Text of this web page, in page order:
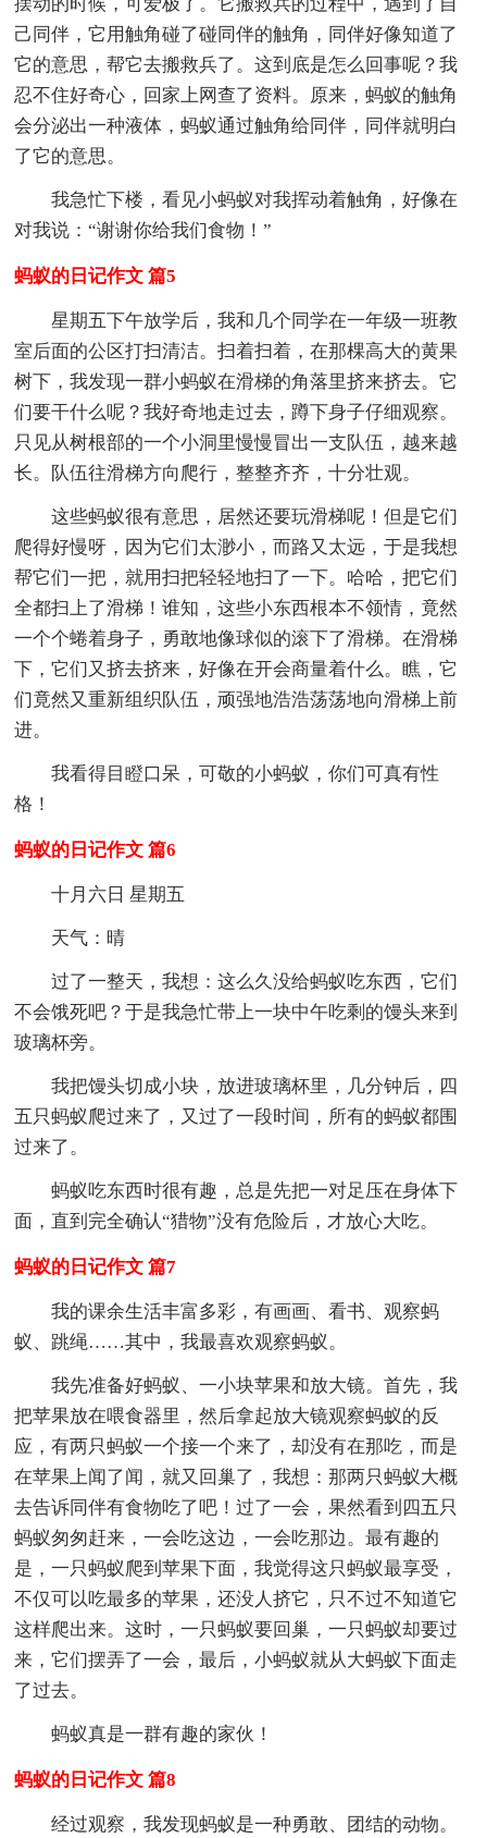
己同伴，它用触角碰了碰同伴的触角，同伴好像知道了
它的意思，帮它去搬救兵了。这到底是怎么回事呢？我
忍不住好奇心，回家上网查了资料。原来，蚂蚁的触角
会分泌出一种液体，蚂蚁通过触角给同伴，同伴就明白
了它的意思。
我急忙下楼，看见小蚂蚁对我挥动着触角，好像在
对我说：“谢谢你给我们食物！”
蚂蚁的日记作文 篇5
星期五下午放学后，我和几个同学在一年级一班教
室后面的公区打扫清洁。扫着扫着，在那棵高大的黄果
树下，我发现一群小蚂蚁在滑梯的角落里挤来挤去。它
们要干什么呢？我好奇地走过去，蹲下身子仔细观察。
只见从树根部的一个小洞里慢慢冒出一支队伍，越来越
长。队伍往滑梯方向爬行，整整齐齐，十分壮观。
这些蚂蚁很有意思，居然还要玩滑梯呢！但是它们
爬得好慢呀，因为它们太渺小，而路又太远，于是我想
帮它们一把，就用扫把轻轻地扫了一下。哈哈，把它们
全都扫上了滑梯！谁知，这些小东西根本不领情，竟然
一个个蜷着身子，勇敢地像球似的滚下了滑梯。在滑梯
下，它们又挤去挤来，好像在开会商量着什么。瞧，它
们竟然又重新组织队伍，顽强地浩浩荡荡地向滑梯上前
进。
我看得目瞪口呆，可敬的小蚂蚁，你们可真有性
格！
蚂蚁的日记作文 篇6
十月六日 星期五
天气：晴
过了一整天，我想：这么久没给蚂蚁吃东西，它们
不会饿死吧？于是我急忙带上一块中午吃剩的馒头来到
玻璃杯旁。
我把馒头切成小块，放进玻璃杯里，几分钟后，四
五只蚂蚁爬过来了，又过了一段时间，所有的蚂蚁都围
过来了。
蚂蚁吃东西时很有趣，总是先把一对足压在身体下
面，直到完全确认“猎物”没有危险后，才放心大吃。
蚂蚁的日记作文 篇7
我的课余生活丰富多彩，有画画、看书、观察蚂
蚁、跳绳……其中，我最喜欢观察蚂蚁。
我先准备好蚂蚁、一小块苹果和放大镜。首先，我
把苹果放在喂食器里，然后拿起放大镜观察蚂蚁的反
应，有两只蚂蚁一个接一个来了，却没有在那吃，而是
在苹果上闻了闻，就又回巢了，我想：那两只蚂蚁大概
去告诉同伴有食物吃了吧！过了一会，果然看到四五只
蚂蚁匆匆赶来，一会吃这边，一会吃那边。最有趣的
是，一只蚂蚁爬到苹果下面，我觉得这只蚂蚁最享受，
不仅可以吃最多的苹果，还没人挤它，只不过不知道它
这样爬出来。这时，一只蚂蚁要回巢，一只蚂蚁却要过
来，它们摆弄了一会，最后，小蚂蚁就从大蚂蚁下面走
了过去。
蚂蚁真是一群有趣的家伙！
蚂蚁的日记作文 篇8
经过观察，我发现蚂蚁是一种勇敢、团结的动物。